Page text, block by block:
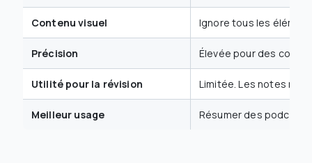
Contenu visuel Ignore tous les
Précision Élevée pour des cours
Utilité pour la révision Limitée. Les notes
Meilleur usage Résumer des